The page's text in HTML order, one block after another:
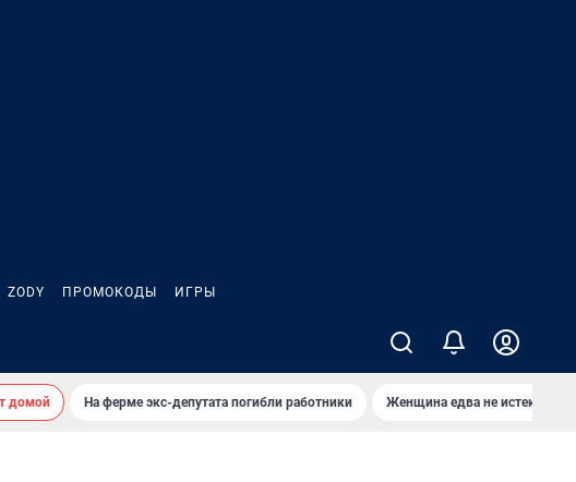
ZODY ПРОМОКОДЫ ИГРЫ
домой На ферме экс-депутата погибли работники Женщина едва не истекла